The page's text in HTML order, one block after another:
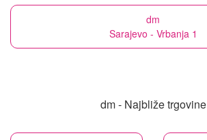
dm
Sarajevo - Vrbanja 1
dm - Najbliže trgovine